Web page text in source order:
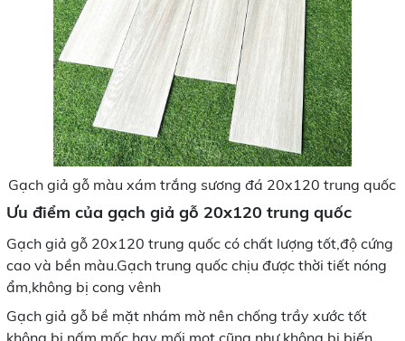
Gạch giả gỗ màu xám trắng sương đá 20x120 trung quốc
Ưu điểm của gạch giả gỗ 20x120 trung quốc
Gạch giả gỗ 20x120 trung quốc có chất lượng tốt,độ cứng
cao và bền màu.Gạch trung quốc chịu được thời tiết nóng
ẩm,không bị cong vênh
Gạch giả gỗ bề mặt nhám mờ nên chống trầy xước tốt
không bị nấm mốc hay mối mọt cũng như không bị biến